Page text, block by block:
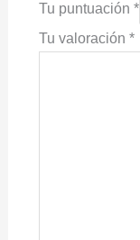
Tu puntuación *
Tu valoración *